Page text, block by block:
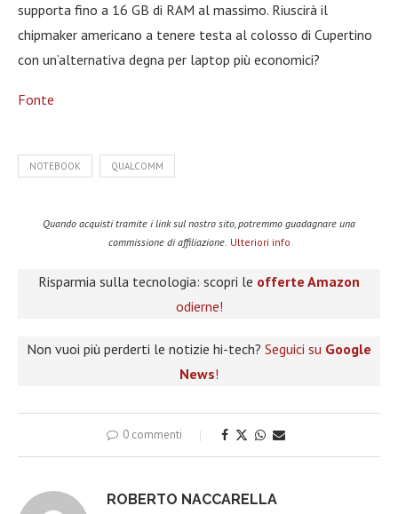
supporta fino a 16 GB di RAM al massimo. Riuscirà il
chipmaker americano a tenere testa al colosso di Cupertino
con un’alternativa degna per laptop più economici?
Fonte
NOTEBOOK QUALCOMM
Quando acquisti tramite i link sul nostro sito, potremmo guadagnare una
commissione di affiliazione. Ulteriori info
Risparmia sulla tecnologia: scopri le offerte Amazon
odierne!
Non vuoi più perderti le notizie hi-tech? Seguici su Google
News!
0 commenti
ROBERTO NACCARELLA